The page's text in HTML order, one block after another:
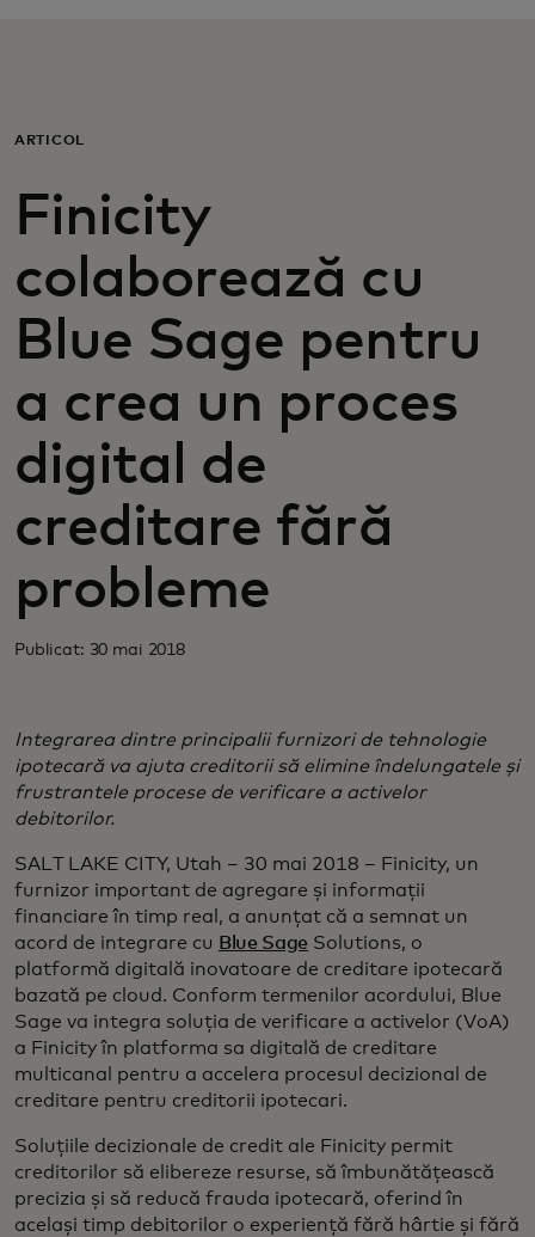
Pentru întreaga lume
Pentru inovatori
Știri și tendințe
ARTICOL
Finicity
colaborează cu
Blue Sage pentru
a crea un proces
digital de
creditare fără
probleme
Publicat: 30 mai 2018
Integrarea dintre principalii furnizori de tehnologie
ipotecară va ajuta creditorii să elimine îndelungatele și
frustrantele procese de verificare a activelor
debitorilor.
SALT LAKE CITY, Utah – 30 mai 2018 – Finicity, un
furnizor important de agregare și informații
financiare în timp real, a anunțat că a semnat un
acord de integrare cu Blue Sage Solutions, o
platformă digitală inovatoare de creditare ipotecară
bazată pe cloud. Conform termenilor acordului, Blue
Sage va integra soluția de verificare a activelor (VoA)
a Finicity în platforma sa digitală de creditare
multicanal pentru a accelera procesul decizional de
creditare pentru creditorii ipotecari.
Soluțiile decizionale de credit ale Finicity permit
creditorilor să elibereze resurse, să îmbunătățească
precizia și să reducă frauda ipotecară, oferind în
același timp debitorilor o experiență fără hârtie și fără